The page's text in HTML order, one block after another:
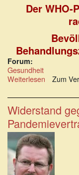
Der WHO-
Forum:
Gesundheit
Weiterlesen über
WHO
war
von
Anfang
an
ein
Werkzeug
von
Lobbyisten
Zum
Widerstand